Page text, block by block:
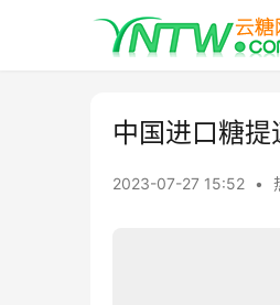
中国进口糖
2023-07-27 15:52 •